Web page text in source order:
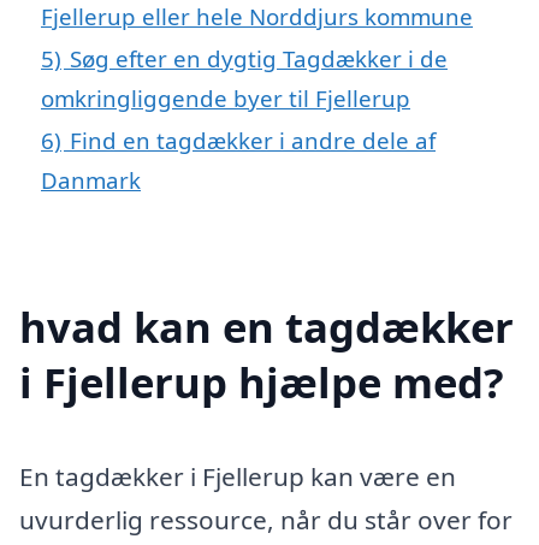
Fjellerup eller hele Norddjurs kommune
5) Søg efter en dygtig Tagdækker i de
omkringliggende byer til Fjellerup
6) Find en tagdækker i andre dele af
Danmark
hvad kan en tagdækker
i Fjellerup hjælpe med?
En tagdækker i Fjellerup kan være en
uvurderlig ressource, når du står over for